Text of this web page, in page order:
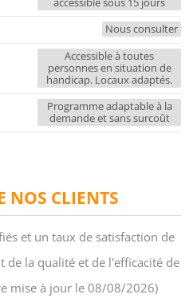
NOS CLIENTS
et un taux de satisfaction de
de la qualité et de l'efficacité de
mise à jour le 08/08/2026)
Nous consulter
Accessible à toutes
personnes en situation de
handicap. Locaux adaptés.
Programme adaptable à la
demande et sans surcoût